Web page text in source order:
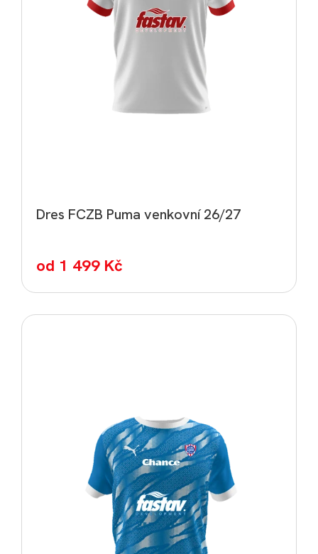
Dres FCZB Puma venkovní 26/27
od 1 499 Kč